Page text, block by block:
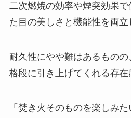
二次燃焼の効率や煙突効果
た目の美しさと機能性を両立
耐久性にやや難はあるもの
格段に引き上げてくれる存在
「焚き火そのものを楽しみ